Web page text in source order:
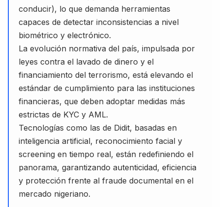
conducir), lo que demanda herramientas
capaces de detectar inconsistencias a nivel
biométrico y electrónico.
La evolución normativa del país, impulsada por
leyes contra el lavado de dinero y el
financiamiento del terrorismo, está elevando el
estándar de cumplimiento para las instituciones
financieras, que deben adoptar medidas más
estrictas de KYC y AML.
Tecnologías como las de Didit, basadas en
inteligencia artificial, reconocimiento facial y
screening en tiempo real, están redefiniendo el
panorama, garantizando autenticidad, eficiencia
y protección frente al fraude documental en el
mercado nigeriano.